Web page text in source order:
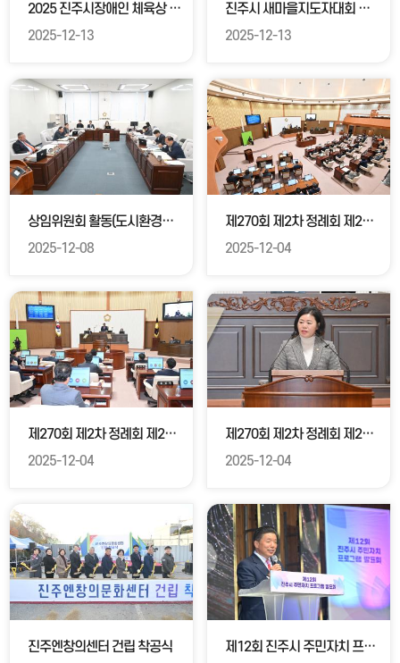
2025 진주시장애인 체육상 시상식
2025-12-13
진주시 새마을지도자대회 및 발전결의대회
2025-12-13
상임위원회 활동(도시환경위원회)
2025-12-08
제270회 제2차 정례회 제2차 본회의
2025-12-04
제270회 제2차 정례회 제2차 본회의 (진주시 안락공원 설치 및 운영 조례안 표결(보류동의) )
2025-12-04
제270회 제2차 정례회 제2차 본회의(5분 자유발언)
2025-12-04
진주엔창의센터 건립 착공식 제12회 진주시 주민자치 프로그램 발표회